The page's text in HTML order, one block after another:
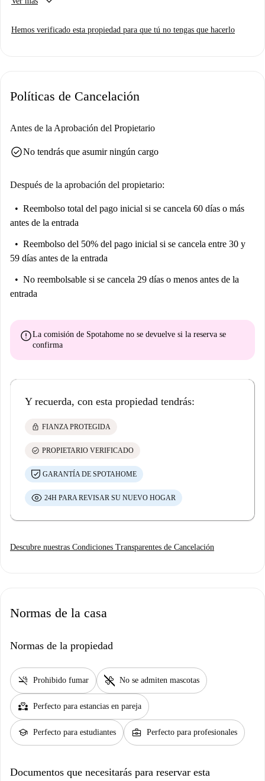
calefacción central. Spotahome ha revisado esta propiedad, garantizando
sencilla posible.
Ara-Solís y Fonte do Picho.
Hemos verificado esta propiedad para que tú no tengas que hacerlo
Políticas de Cancelación
Antes de la Aprobación del Propietario
check_circleNo tendrás que asumir ningún cargo
Después de la aprobación del propietario:
Reembolso total del pago inicial si se cancela 60 días o más
antes de la entrada
Reembolso del 50% del pago inicial si se cancela entre 30 y
59 días antes de la entrada
No reembolsable si se cancela 29 días o menos antes de la
entrada
errorLa comisión de Spotahome no se devuelve si la reserva se
confirma
Y recuerda, con esta propiedad tendrás:
lock FIANZA PROTEGIDA
check_circle PROPIETARIO VERIFICADO
GARANTÍA DE SPOTAHOME
24H PARA REVISAR SU NUEVO HOGAR
Descubre nuestras Condiciones Transparentes de Cancelación
Normas de la casa
Normas de la propiedad
smoke_free Prohibido fumar pet_supplies No se admiten mascotas
partner_heart Perfecto para estancias en pareja
school Perfecto para estudiantes business_center Perfecto para profesionales
Documentos que necesitarás para reservar esta